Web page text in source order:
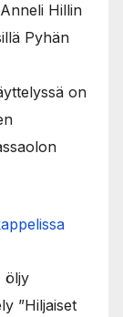
Hillin
Pyhän
on
öljy
”Hiljaiset